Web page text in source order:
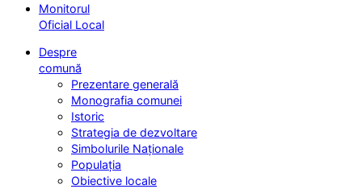
Monitorul
Oficial Local
Despre
comună
Prezentare generală
Monografia comunei
Istoric
Strategia de dezvoltare
Simbolurile Naționale
Populația
Obiective locale